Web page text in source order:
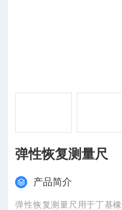
弹性恢复测量尺
产品简介
弹性恢复测量尺用于丁基